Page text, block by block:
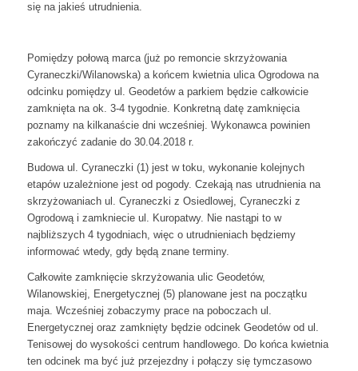
się na jakieś utrudnienia.
Pomiędzy połową marca (już po remoncie skrzyżowania
Cyraneczki/Wilanowska) a końcem kwietnia ulica Ogrodowa na
odcinku pomiędzy ul. Geodetów a parkiem będzie całkowicie
zamknięta na ok. 3-4 tygodnie. Konkretną datę zamknięcia
poznamy na kilkanaście dni wcześniej. Wykonawca powinien
zakończyć zadanie do 30.04.2018 r.
Budowa ul. Cyraneczki (1) jest w toku, wykonanie kolejnych
etapów uzależnione jest od pogody. Czekają nas utrudnienia na
skrzyżowaniach ul. Cyraneczki z Osiedlowej, Cyraneczki z
Ogrodową i zamkniecie ul. Kuropatwy. Nie nastąpi to w
najbliższych 4 tygodniach, więc o utrudnieniach będziemy
informować wtedy, gdy będą znane terminy.
Całkowite zamknięcie skrzyżowania ulic Geodetów,
Wilanowskiej, Energetycznej (5) planowane jest na początku
maja. Wcześniej zobaczymy prace na poboczach ul.
Energetycznej oraz zamknięty będzie odcinek Geodetów od ul.
Tenisowej do wysokości centrum handlowego. Do końca kwietnia
ten odcinek ma być już przejezdny i połączy się tymczasowo